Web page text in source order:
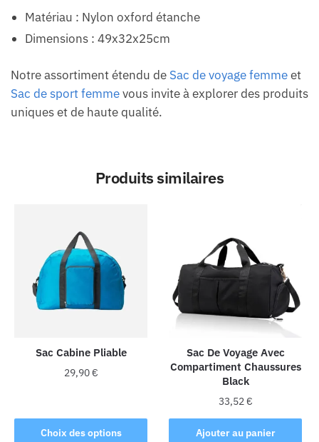
Matériau : Nylon oxford étanche
Dimensions : 49x32x25cm
Notre assortiment étendu de Sac de voyage femmeet
Sac de sport femmevous invite à explorer des produits
uniques et de haute qualité.
Produits similaires
Sac Cabine Pliable
29,90€
Choix des options
produit
a
Sac De Voyage Avec
Compartiment Chaussures
Black
33,52€
Ajouter au panier